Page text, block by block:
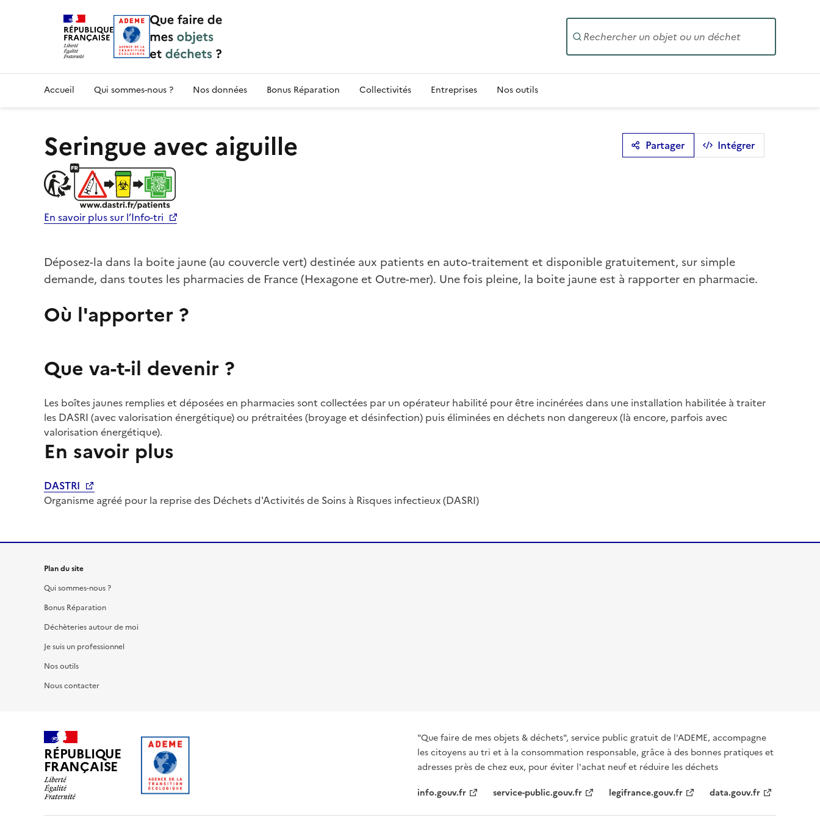
Accueil — Que Faire de mes objets & déchets Entrez
Accueil Qui sommes-nous ? Nos données Bonus Réparation Collectivités Entreprises Nos outils
Seringue avec aiguille
En savoir plus sur l’Info-tri
Partager Intégrer
Déposez-la dans la boite jaune (au couvercle vert) destinée aux patients en auto-traitement et disponible gratuitement, sur simple
demande, dans toutes les pharmacies de France (Hexagone et Outre-mer). Une fois pleine, la boite jaune est à rapporter en pharmacie.
Où l'apporter ?
Que va-t-il devenir ?
Les boîtes jaunes remplies et déposées en pharmacies sont collectées par un opérateur habilité pour être incinérées dans une installation habilitée à traiter
les DASRI (avec valorisation énergétique) ou prétraitées (broyage et désinfection) puis éliminées en déchets non dangereux (là encore, parfois avec
valorisation énergétique).
En savoir plus
DASTRI
Organisme agréé pour la reprise des Déchets d'Activités de Soins à Risques infectieux (DASRI)
Plan du site
Qui sommes-nous ?
Bonus Réparation
Déchèteries autour de moi
Je suis un professionnel
Nos outils
Nous contacter
RÉPUBLIQUE
FRANÇAISE
"Que faire de mes objets & déchets", service public gratuit de l'ADEME, accompagne
les citoyens au tri et à la consommation responsable, grâce à des bonnes pratiques et
adresses près de chez eux, pour éviter l'achat neuf et réduire les déchets
info.gouv.fr
service-public.gouv.fr legifrance.gouv.fr data.gouv.fr